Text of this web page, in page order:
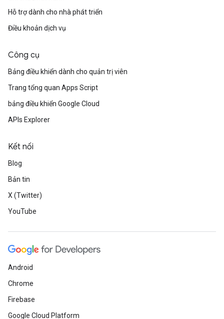
Hỗ trợ dành cho nhà phát triển
Điều khoản dịch vụ
Công cụ
Bảng điều khiển dành cho quản trị viên
Trang tổng quan Apps Script
bảng điều khiển Google Cloud
APIs Explorer
Kết nối
Blog
Bản tin
X (Twitter)
YouTube
Android
Chrome
Firebase
Google Cloud Platform